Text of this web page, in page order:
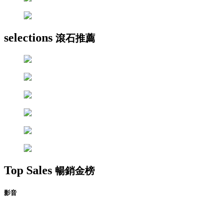
selections 滾石推薦
Top Sales 暢銷金榜
影音